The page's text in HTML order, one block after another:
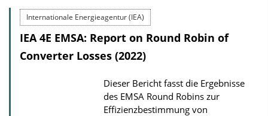
l
i
c
a
i
o
Internationale Energieagentur (IEA)
IEA 4E EMSA: Report on Round Robin of
Converter Losses (2022)
Dieser Bericht fasst die Ergebnisse
des EMSA Round Robins zur
Effizienzbestimmung von